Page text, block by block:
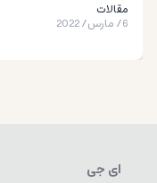
مقالات
6
/مارس/
2022
ای جی